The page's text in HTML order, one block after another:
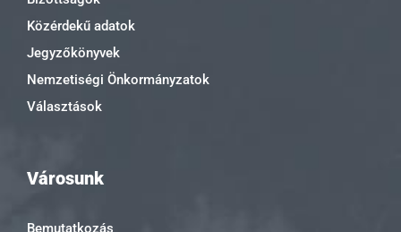
Közérdekű adatok
Jegyzőkönyvek
Nemzetiségi Önkormányzatok
Választások
Városunk